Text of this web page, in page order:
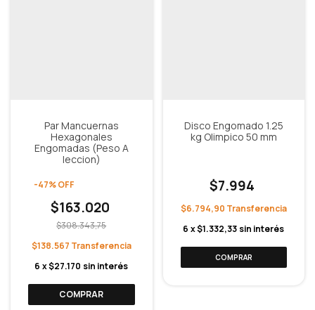
Par Mancuernas
Hexagonales
Engomadas (Peso A
leccion)
-47%OFF
$163.020
$308.343,75
$138.567
6 x$27.170 sin interés
COMPRAR
Disco Engomado 1.25
kg Olimpico 50 mm
$7.994
$6.794,90
6 x$1.332,33 sin interés